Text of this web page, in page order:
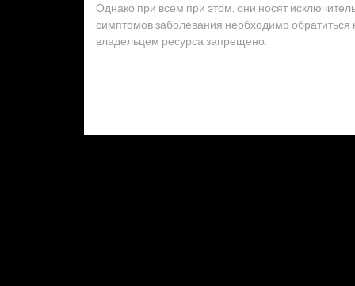
Однако при всем при этом, они носят
симптомов заболевания необходимо обратиться
владельцем ресурса запрещено.